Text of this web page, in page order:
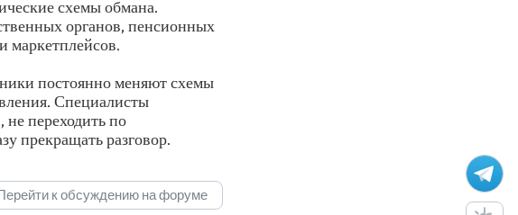
схемы обмана.
органов, пенсионных
маркетплейсов.
постоянно меняют схемы
Специалисты
переходить по
прекращать разговор.
к обсуждению на форуме